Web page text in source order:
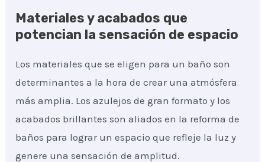
Materiales y acabados que
potencian la sensación de espacio
Los materiales que se eligen para un baño son
determinantes a la hora de crear una atmósfera
más amplia. Los azulejos de gran formato y los
acabados brillantes son aliados en la reforma de
baños para lograr un espacio que refleje la luz y
genere una sensación de amplitud.